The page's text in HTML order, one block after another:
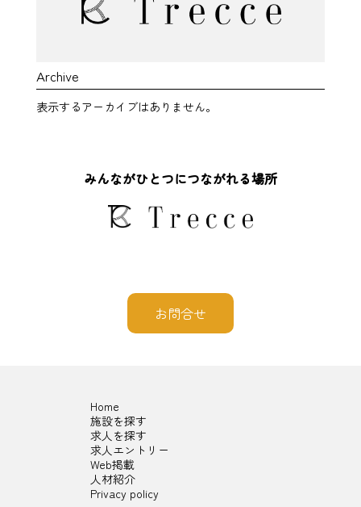
Archive
表示するアーカイブはありません。
みんながひとつにつながれる場所
お問合せ
Home
施設を探す
求人を探す
求人エントリー
Web掲載
人材紹介
Privacy policy